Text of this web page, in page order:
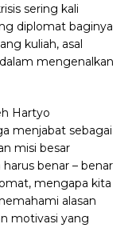
sering kali
diplomat baginya
kuliah, asal
mengenalkan
Hartyo
menjabat sebagai
misi besar
benar – benar
mengapa kita
alasan
motivasi yang